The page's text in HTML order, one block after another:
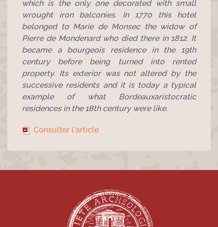
which is the only one decorated with small
wrought iron balconies. In 1770 this hotel
belonged to Marie de Monsec the widow of
Pierre de Mondenard who died there in 1812. It
became a bourgeois residence in the 19th
century before being turned into rented
property. Its exterior was not altered by the
successive residents and it is today a typical
example of what Bordeauxaristocratic
residences in the 18th century were like.
Consulter l'article